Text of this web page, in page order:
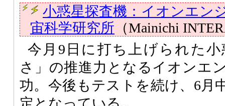
小惑星探査機：イオンエ
宙科学研究所 （Mainichi
今月9日に打ち上げられた
さ」の推進力となるイオンエ
功。今後もテストを続け、6月